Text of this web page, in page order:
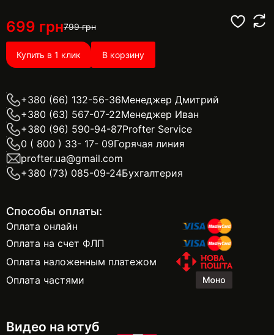
699 грн799грн
Купить в 1 клик В корзину
+380 (66) 132-56-36Менеджер Дмитрий
+380 (63) 567-07-22Менеджер Иван
+380 (96) 590-94-87Profter Service
0 ( 800 ) 33- 17- 09Горячая линия
profter.ua@gmail.com
+380 (73) 085-09-24Бухгалтерия
Способы оплаты:
Оплата онлайн
Оплата на счет ФЛП
Оплата наложенным платежом
Оплата частями
Видео на ютуб